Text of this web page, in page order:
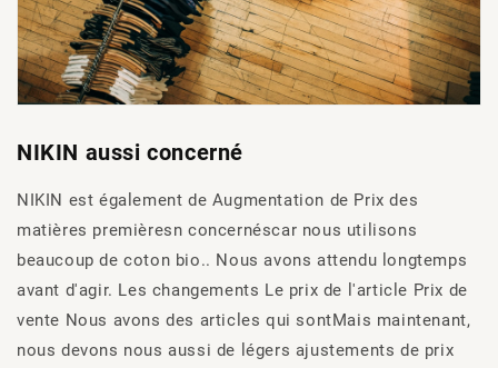
NIKIN aussi concerné
NIKIN est également de Augmentation de Prix des
matières premièresn concernéscar nous utilisons
beaucoup de coton bio.. Nous avons attendu longtemps
avant d'agir. Les changements Le prix de l'article Prix de
vente Nous avons des articles qui sontMais maintenant,
nous devons nous aussi de légers ajustements de prix